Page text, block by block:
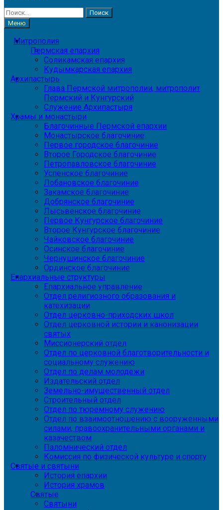
Найти:
Меню
Митрополия
Пермская епархия
Соликамская епархия
Кудымкарская епархия
Архипастырь
Глава Пермской митрополии, митрополит
Пермский и Кунгурский
Служение Архипастыря
Храмы и монастыри
Благочинные Пермской епархии
Монастырское благочиние
Первое городское благочиние
Второе Городское благочиние
Петропавловское благочиние
Успенское благочиние
Лобановское благочиние
Закамское благочиние
Добрянское благочиние
Лысьвенское благочиние
Первое Кунгурское благочиние
Второе Кунгурское благочиние
Чайковское благочиние
Осинское благочиние
Чернушинское благочиние
Ординское благочиние
Епархиальные структуры
Епархиальное управление
Отдел религиозного образования и
катехизации
Отдел церковно-приходских школ
Отдел церковной истории и канонизации
святых
Миссионерский отдел
Отдел по церковной благотворительности и
социальному служению
Отдел по делам молодежи
Издательский отдел
Земельно-имущественный отдел
Строительный отдел
Отдел по тюремному служению
Отдел по взаимоотношению с вооруженными
силами, правоохранительными органами и
казачеством
Паломнический отдел
Комиссия по физической культуре и спорту
Святые и святыни
История епархии
История храмов
Святые
Святыни